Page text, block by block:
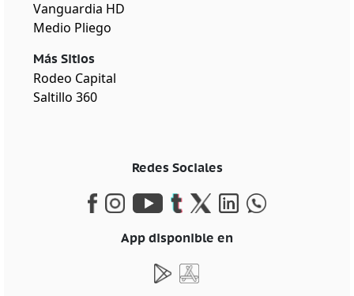
Vanguardia HD
Medio Pliego
Más Sitios
Rodeo Capital
Saltillo 360
Redes Sociales
App disponible en